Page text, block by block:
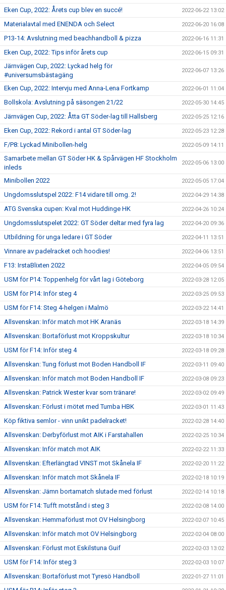
Eken Cup, 2022: Årets cup blev en succé! 2022-06-22 13:02
Materialavtal med ENENDA och Select 2022-06-20 16:08
P13-14: Avslutning med beachhandboll & pizza 2022-06-16 11:31
Eken Cup, 2022: Tips inför årets cup 2022-06-15 09:31
Järnvägen Cup, 2022: Lyckad helg för
#universumsbästagäng
2022-06-07 13:26
Eken Cup, 2022: Intervju med Anna-Lena Fortkamp 2022-06-01 11:04
Bollskola: Avslutning på säsongen 21/22 2022-05-30 14:45
Järnvägen Cup, 2022: Åtta GT Söder-lag till Hallsberg 2022-05-25 12:16
Eken Cup, 2022: Rekord i antal GT Söder-lag 2022-05-23 12:28
F/P8: Lyckad Minibollen-helg 2022-05-09 14:11
Samarbete mellan GT Söder HK & Spårvägen HF Stockholm
inleds
2022-05-06 13:00
Minibollen 2022 2022-05-05 17:04
Ungdomsslutspel 2022: F14 vidare till omg. 2! 2022-04-29 14:38
ATG Svenska cupen: Kval mot Huddinge HK 2022-04-26 10:24
Ungdomsslutspelet 2022: GT Söder deltar med fyra lag 2022-04-20 09:36
Utbildning för unga ledare i GT Söder 2022-04-11 13:51
Vinnare av padelracket och hoodies! 2022-04-06 13:51
F13: IrstaBlixten 2022 2022-04-05 09:54
USM för P14: Toppenhelg för vårt lag i Göteborg 2022-03-28 12:05
USM för P14: Inför steg 4 2022-03-25 09:53
USM för F14: Steg 4-helgen i Malmö 2022-03-22 14:41
Allsvenskan: Inför match mot HK Aranäs 2022-03-18 14:39
Allsvenskan: Bortaförlust mot Kroppskultur 2022-03-18 10:34
USM för F14: Inför steg 4 2022-03-18 09:28
Allsvenskan: Tung förlust mot Boden Handboll IF 2022-03-11 09:40
Allsvenskan: Inför match mot Boden Handboll IF 2022-03-08 09:23
Allsvenskan: Patrick Wester kvar som tränare! 2022-03-02 09:49
Allsvenskan: Förlust i mötet med Tumba HBK 2022-03-01 11:43
Köp fiktiva semlor - vinn unikt padelracket! 2022-02-28 14:40
Allsvenskan: Derbyförlust mot AIK i Farstahallen 2022-02-25 10:34
Allsvenskan: Inför match mot AIK 2022-02-22 11:33
Allsvenskan: Efterlängtad VINST mot Skånela IF 2022-02-20 11:22
Allsvenskan: Inför match mot Skånela IF 2022-02-18 10:19
Allsvenskan: Jämn bortamatch slutade med förlust 2022-02-14 10:18
USM för F14: Tufft motstånd i steg 3 2022-02-08 14:00
Allsvenskan: Hemmaförlust mot OV Helsingborg 2022-02-07 10:45
Allsvenskan: Inför match mot OV Helsingborg 2022-02-04 08:00
Allsvenskan: Förlust mot Eskilstuna Guif 2022-02-03 13:02
USM för F14: Inför steg 3 2022-02-03 10:07
Allsvenskan: Bortaförlust mot Tyresö Handboll 2022-01-27 11:01